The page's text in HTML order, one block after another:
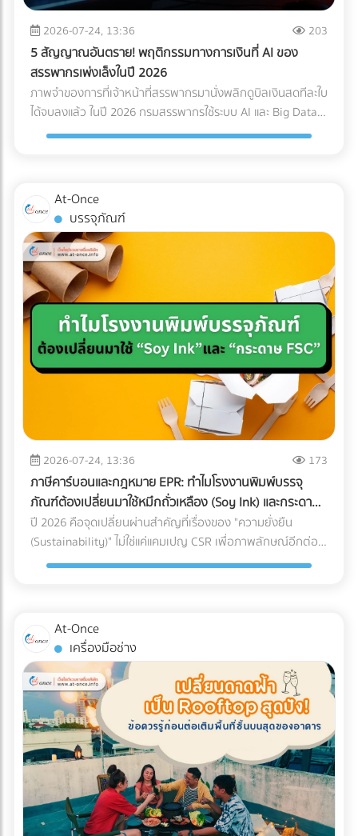
(ระบบบริหารคุณภาพสำหรับเครื่องมือแพทย์) หรือ GDP (Good
Distribution Practice) เพื่อการันตีความมืออาชีพ ระบบติดตาม
แบบ Real-Time (IoT Tracking): ในยุคนี้ การเช็กแค่ว่า "ของถึง
ไหนแล้ว" ไม่พออีกต่อไป ต้องมีเซนเซอร์ IoT ติดไว้กับกล่องสินค้า
เพื่อวัดค่า G-Force (แรงกระแทก), อุณหภูมิ และความเอียง (Tilt)
ตลอดการเดินทาง ซึ่งข้อมูลเหล่านี้สามารถใช้เป็นหลักฐานยืนยัน
ความสมบูรณ์ของสินค้าเมื่อส่งมอบได้ สรุปความคุ้มค่า (ROI):
ย่อมมีราคาสูงกว่าขนส่งทั่วไปประมาณ 20-30% แต่ในมุมมอง
ของการบริหารความเสี่ยง (Risk Management) การลงทุนตรง
นี้ "คุ้มค่ามหาศาล" เมื่อเทียบกับสิ่งที่คุณต้องเสียหากเกิดข้อผิด
พลาด เช่น ค่าซ่อมแซมอะไหล่หลักแสน, ค่าเสียโอกาสจากการ
เลื่อนวันเปิดคลินิก, ค่าปรับจากโรงพยาบาล หรือแม้แต่การถูก
บริษัทประกันปฏิเสธความคุ้มครองเพราะใช้ระบบขนส่งที่ไม่ได้
มาตรฐาน การเลือกใช้บริการขนส่งเฉพาะทางจึงเปรียบเสมือน
การซื้อ "ความสบายใจ" และ "ความมั่นคง" ให้กับธุรกิจของคุณ
ครับ ???? อุปกรณ์การแพทย์ของคุณมีมูลค่าสูงเกินกว่าจะฝากไว้
กับใครก็ได้ การหาบริษัท Logistics (3PL) ที่มีรถขนส่งแบบ Air-
Ride Suspension พร้อมทีมงานที่ผ่านการอบรมมาตรฐาน
White Glove Service ไม่ใช่เรื่องง่ายและต้องใช้เวลาในการตรวจ
สอบประวัติอย่างละเอียด ลดความเสี่ยงและประหยัดเวลาของฝ่าย
จัดซื้อ ด้วยการค้นหาและเปรียบเทียบบริษัทขนส่งเฉพาะทาง
สำหรับเครื่องมือแพทย์ (Healthcare Logistics) ที่ได้มาตรฐาน
สากล ได้ฟรีที่ At-once แพลตฟอร์มรวบรวมธุรกิจ B2B ชั้นนำ
ของประเทศไทย
Page เฉพาะกิจ (Dedicated Landing Page) อย่าส่งลูกค้ากลุ่ม
นี้ไปที่หน้า Home ของเว็บไซต์โรงแรมทั่วไป ให้สร้างหน้า Landing
Page แยกออกมาต่างหากเพื่อขายแพ็กเกจ Long-stay โดย
เฉพาะ หน้านี้ต้องโชว์ภาพห้องทำงานที่สว่าง มีปลั๊กไฟเพียงพอ
และระบุความเร็วอินเทอร์เน็ตอย่างชัดเจน พร้อมปุ่ม Call-to-
Action ที่กระตุ้นให้เกิดการจองตรง (Direct Booking) ทันที 2.
จัดแพ็กเกจ "Ready to Work" เพื่ออัปราคา (Upselling) แทนที่
จะลดราคาห้องพักเพื่อแข่งกับอพาร์ตเมนต์ ให้คุณเพิ่มมูลค่า
อุปกรณ์เหล่านี้เพียงหลักพัน สามารถนำมาตั้งเป็นแพ็กเกจ "Pro
Nomad" ที่ชาร์จราคาเพิ่มได้เดือนละหลายพันบาท แถมยังเป็น
สเปกที่ดึงดูดใจชาว Remote Worker ขั้นสุด 3. ยิงโฆษณาแบบ
เจาะจงเป้าหมาย (Precision Targeting Ads) เลิกหว่านโฆษณา
กว้างๆ แล้วหันมาใช้กลยุทธ์ยิงแอด (Digital Ads) เจาะกลุ่มคน
ต่างชาติที่ทำงานออนไลน์ เช่น ค้นหาผู้ที่สนใจ "Work from
Thailand", "Digital Nomad Visa Thailand" หรือทำ
Retargeting ไปยังกลุ่มที่เคยเข้ามาดูเว็บไซต์ของคุณแต่ยังไม่
ตัดสินใจจอง อย่าปล่อยให้โอกาสหลุดลอยไป... ให้ At-once ช่วย
คุณหาทีมที่ใช่! การปรับเปลี่ยนโครงสร้างราคา สร้าง Landing
Page ที่มี Conversion Rate สูง และการยิงโฆษณาเจาะตลาด
ต่างชาติ ต้องอาศัยความเชี่ยวชาญเฉพาะทาง หากทีม In-house
ของโรงแรมคุณมีงานล้นมืออยู่แล้ว การใช้บริการ Outsource คือ
ทางออกที่รวดเร็วและคุ้มค่าที่สุด อย่าปล่อยให้ห้องพักต้องว่าง
เปล่าในช่วง Low Season! ยกระดับการตลาดโรงแรมของคุณวัน
นี้ เข้ามาค้นหาพาร์ทเนอร์ที่เชี่ยวชาญบน At-once แพลตฟอร์ม
รวบรวมบริษัท B2B ชั้นนำของไทย เรามีตัวเลือกให้คุณครบจบใน
ที่เดียว: Digital Marketing Agency: ผู้เชี่ยวชาญด้านการวาง
กลยุทธ์และยิงแอดเจาะตลาดต่างชาติ Web Developer / UX-UI
Designer: ทีมสร้าง Landing Page และระบบ Direct Booking
เป็นยอดจองหรือยัง? เข้ามาเปรียบเทียบผลงานและติดต่อเอเจน
ซี่ระดับมืออาชีพได้ฟรีทันทีที่ At-once ให้เราเป็นสะพานเชื่อมธุรกิจ
คุณสู่ความสำเร็จ!
2026-07-24, 13:36 203
5 สัญญาณอันตราย! พฤติกรรมทางการเงินที่ AI ของ
สรรพากรเพ่งเล็งในปี 2026
ภาพจำของการที่เจ้าหน้าที่สรรพากรมานั่งพลิกดูบิลเงินสดทีละใบ
ได้จบลงแล้ว ในปี 2026 กรมสรรพากรใช้ระบบ AI และ Big Data
ในการเชื่อมโยงข้อมูลทางการเงินของธุรกิจแบบเรียลไทม์ (Real-
ทางการเงินแบบนี้อยู่ นี่คือ 5 สัญญาณอันตรายที่ AI ของ
สรรพากรจะจัดว่าบริษัทคุณเป็น "กลุ่มเสี่ยงสูง (High Risk)"
ทันที: 1. ข้อมูล e-Tax ไม่ตรงกับ Statement ธนาคาร AI
สามารถดึงข้อมูลความเคลื่อนไหวของบัญชีธนาคาร (ที่เข้าเกณฑ์
รายงาน) มาจับคู่กับรายได้ที่คุณสำแดงผ่านระบบ e-Tax Invoice
และ e-Withholding Tax หากมีเงินโอนเข้าบัญชีบริษัทจำนวนมาก
แต่ยอดขายที่แจ้งเสียภาษีกลับต่ำเตี้ยเรี่ยดิน ระบบจะตีธงแดงทันที
2. ขาดทุนสะสมติดต่อกัน... แต่เจ้าของรวยขึ้น บริษัทแจ้งงบการ
เงินว่า "ขาดทุน" หรือ "กำไรน้อยมาก" ต่อเนื่อง 3-5 ปี แต่
กรรมการบริษัทกลับมีการซื้อทรัพย์สินขนาดใหญ่ เช่น รถสปอร์ต
อสังหาริมทรัพย์ หรือมีการโอนเงินออกไปยังบัญชีส่วนตัวบ่อย
ครั้ง AI จะประเมินว่านี่คือการโยกเงินบริษัท (Siphoning) หรือการ
ปกปิดรายได้ 3. สินค้าคงเหลือ (Inventory) ในงบ ไม่สอดคล้อง
กับความเป็นจริง นี่คือจุดตายของธุรกิจซื้อมาขายไป หากยอด
ขายของคุณน้อย แต่การสั่งซื้อวัตถุดิบหรือนำเข้าสินค้ามีปริมาณ
มหาศาลจน "สต็อกบวม" ผิดปกติ สรรพากรจะตั้งข้อสงสัยว่า
คุณแอบขายสินค้าแบบไม่มีใบกำกับภาษี (ขายของเถื่อน/ขายตัด
ราคา) 4. ค่าใช้จ่ายเบ็ดเตล็ดและค่ารับรองพุ่งสูงปรี๊ด การยัด
"รายจ่ายส่วนตัว" เข้ามาเป็น "ค่าใช้จ่ายบริษัท" เป็นเรื่องที่ AI จับ
ทางได้ง่ายมาก หากหมวดหมู่ค่ารับรอง ค่าเดินทาง หรือค่าใช้จ่าย
ได้เลย 5. ทำธุรกรรมคริปโตฯ หรือ Digital Assets โดยไม่ลง
บัญชี การรับชำระค่าสินค้าจากคู่ค้าต่างประเทศด้วย
Cryptocurrency แล้วไม่แปลงค่าเงินมาบันทึกเป็นรายได้ หรือโอน
เข้ากระเป๋าส่วนตัว ถือเป็นการหลบเลี่ยงภาษีที่ปัจจุบันสรรพากร
ร่วมมือกับกระดานเทรด (Exchange) เพื่อตรวจสอบร่องรอย
(Blockchain Tracing) ได้อย่างแม่นยำ อย่ารอให้จดหมาย
ประเมินภาษีย้อนหลังส่งมาถึงบริษัท! การป้องกันที่ดีที่สุดคือการ
วางโครงสร้างระบบบัญชีที่โปร่งใสและถูกต้องตามกฎหมาย หาก
คุณต้องการเปลี่ยนผู้ทำบัญชี หรือกำลังมองหาสำนักงานบัญชีที่
เชี่ยวชาญ โดยเฉพาะการวางแผนภาษีองค์กรยุคใหม่... เข้ามา
เลือกเปรียบเทียบผู้เชี่ยวชาญตัวจริงได้ที่ At-once เพื่อหมดห่วง
At-Once
บรรจุภัณฑ์
2026-07-24, 13:36 173
ภาษีคาร์บอนและกฎหมาย EPR: ทำไมโรงงานพิมพ์บรรจุ
ภัณฑ์ต้องเปลี่ยนมาใช้หมึกถั่วเหลือง (Soy Ink) และกระดาษ
FSC
ปี 2026 คือจุดเปลี่ยนผ่านสำคัญที่เรื่องของ "ความยั่งยืน
(Sustainability)" ไม่ใช่แค่แคมเปญ CSR เพื่อภาพลักษณ์อีกต่อ
ไป แต่กลายเป็น "กำแพงภาษี" และ "ข้อกีดกันทางการค้า" ที่ส่ง
ของคุณผลิตบรรจุภัณฑ์ที่รีไซเคิลยาก หรือปล่อยคาร์บอนสูง
ลูกค้ารายใหญ่ระดับโลกจะตัดคุณออกจาก Supply Chain ทันที
นี่คือเหตุผลว่าทำไมการเปลี่ยนมาใช้วัสดุรักษ์โลกจึงเป็นทางรอด
เดียว ทำไมต้องเป็นกระดาษ FSC และ หมึกถั่วเหลือง (Soy Ink)?
เมื่อพูดถึงการพิมพ์บรรจุภัณฑ์ องค์ประกอบหลักที่ถูกเพ่งเล็งคือ
"กระดาษ" และ "หมึกพิมพ์" กระดาษ FSC (Forest Stewardship
Council): คือกระดาษที่ได้รับการรับรองว่ามาจากป่าปลูกเชิง
พาณิชย์ที่มีการจัดการอย่างยั่งยืน ไม่ตัดไม้ทำลายป่า การใช้
สัญลักษณ์ FSC บนบรรจุภัณฑ์คือใบผ่านทางชั้นดีที่ช่วยให้สินค้า
ของคุณส่งออกไปยังยุโรปและอเมริกาได้โดยไม่ถูกตั้งคำถาม หมึก
ถั่วเหลือง (Soy Ink): หมึกพิมพ์แบบดั้งเดิม (Petroleum-based)
At-Once
เครื่องมือช่าง